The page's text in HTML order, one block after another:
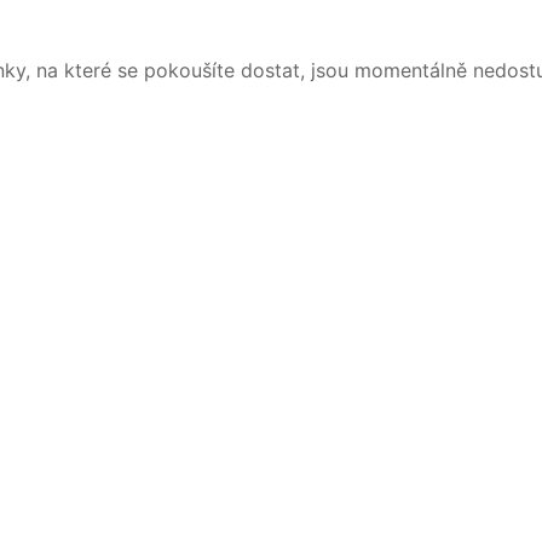
na které se pokoušíte dostat, jsou momentálně